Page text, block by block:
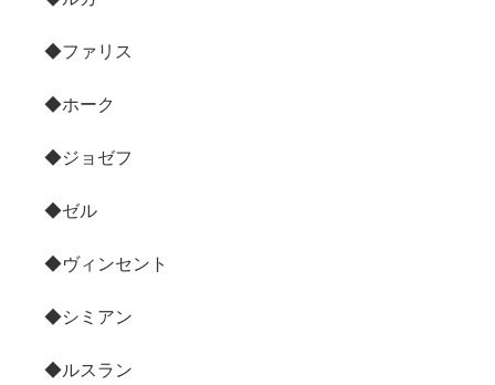
◆ファリス
◆ホーク
◆ジョゼフ
◆ゼル
◆ヴィンセント
◆シミアン
◆ルスラン